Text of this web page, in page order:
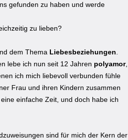
gefunden zu haben und werde
zu lieben?
dem Thema Liebesbeziehungen
lebe ich nun seit 12 Jahren polyamor,
ich mich liebevoll verbunden fühle
Frau und ihren Kindern zusammen
einfache Zeit, und doch habe ich
sind für mich der Kern der